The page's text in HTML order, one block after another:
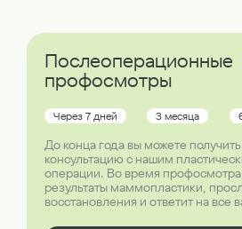
Послеоперационные
профосмотры
Через 7 дней 3 месяца
До конца года вы можете
консультацию с нашим
операции. Во время профосмотра
результаты маммопластики,
восстановления и ответит на все